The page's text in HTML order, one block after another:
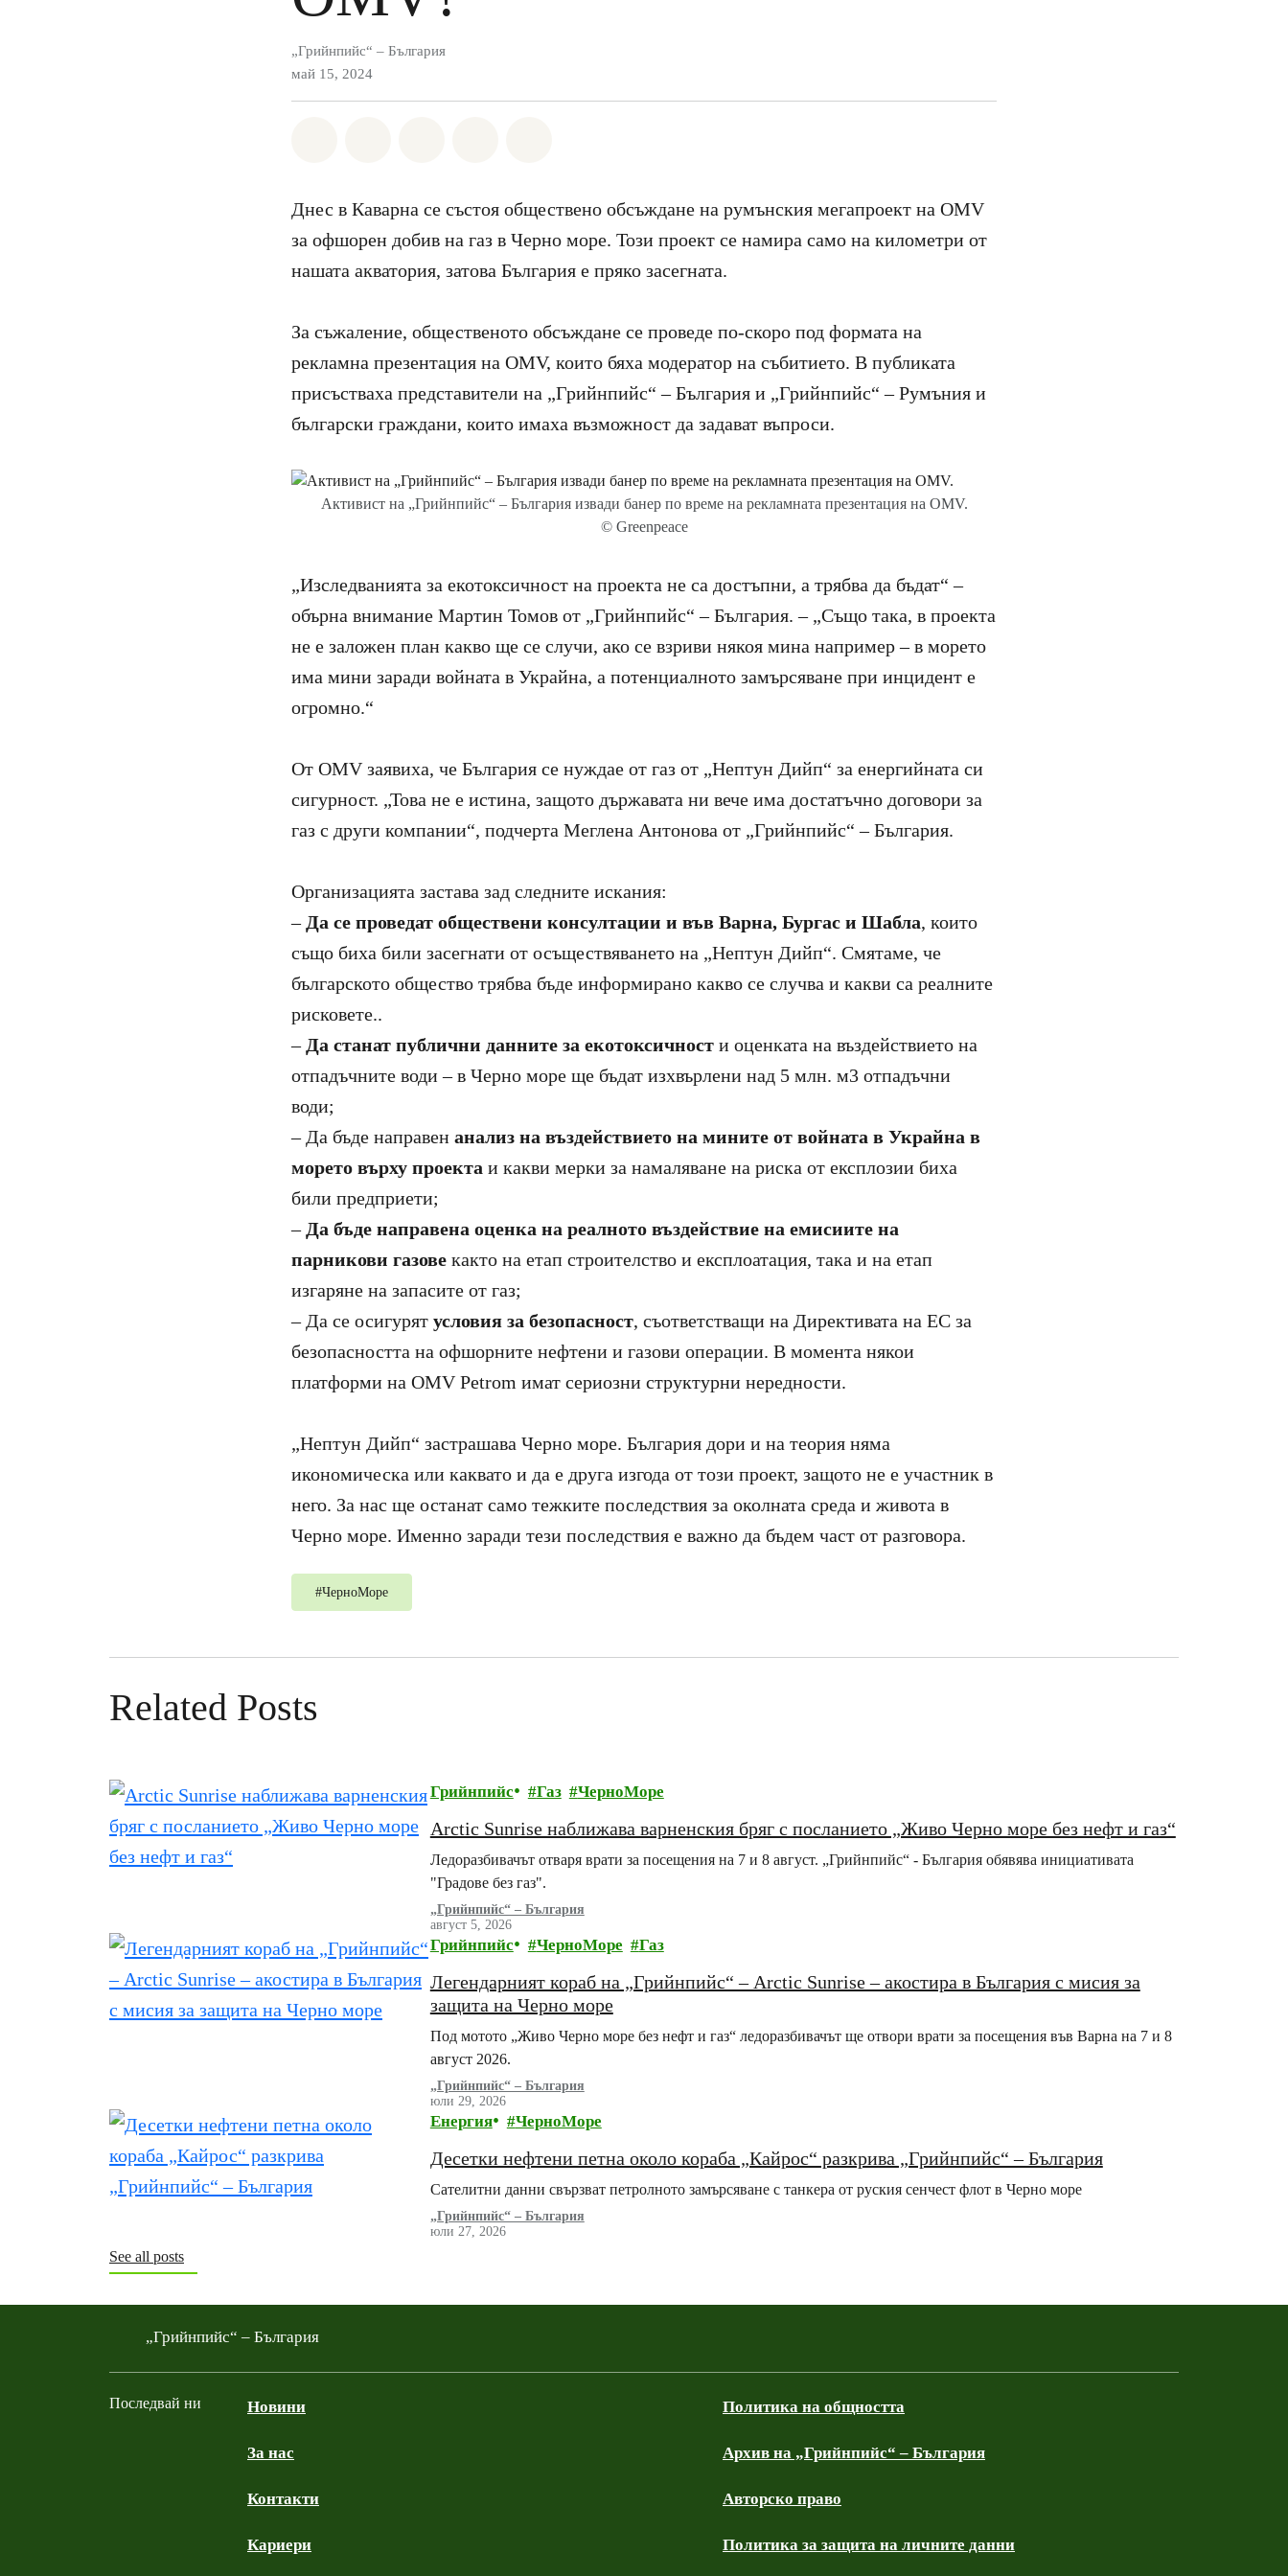
„Грийнпийс“ – България
май 15, 2024
Днес в Каварна се състоя обществено обсъждане на румънския мегапроект на OMV
за офшорен добив на газ в Черно море. Този проект се намира само на километри от
нашата акватория, затова България е пряко засегната.
За съжаление, общественото обсъждане се проведе по-скоро под формата на
рекламна презентация на OMV, които бяха модератор на събитието. В публиката
присъстваха представители на „Грийнпийс“ – България и „Грийнпийс“ – Румъния и
български граждани, които имаха възможност да задават въпроси.
Активист на „Грийнпийс“ – България извади банер по време на рекламната презентация на OMV.
© Greenpeace
„Изследванията за екотоксичност на проекта не са достъпни, а трябва да бъдат“ –
обърна внимание Мартин Томов от „Грийнпийс“ – България. – „Също така, в проекта
не е заложен план какво ще се случи, ако се взриви някоя мина например – в морето
има мини заради войната в Украйна, а потенциалното замърсяване при инцидент е
огромно.“
Oт OMV заявиха, че България се нуждае от газ от „Нептун Дийп“ за енергийната си
сигурност. „Това не е истина, защото държавата ни вече има достатъчно договори за
газ с други компании“, подчерта Меглена Антонова от „Грийнпийс“ – България.
Организацията застава зад следните искания:
– Да се проведат обществени консултации и във Варна, Бургас и Шабла, които
също биха били засегнати от осъществяването на „Нептун Дийп“. Смятаме, че
българското общество трябва бъде информирано какво се случва и какви са реалните
рисковете..
– Да станат публични данните за екотоксичност и оценката на въздействието на
отпадъчните води – в Черно море ще бъдат изхвърлени над 5 млн. м3 отпадъчни
води;
– Да бъде направен анализ на въздействието на мините от войната в Украйна в
морето върху проекта и какви мерки за намаляване на риска от експлозии биха
били предприети;
– Да бъде направена оценка на реалното въздействие на емисиите на
парникови газове както на етап строителство и експлоатация, така и на етап
изгаряне на запасите от газ;
– Да се осигурят условия за безопасност, съответстващи на Директивата на ЕС за
безопасността на офшорните нефтени и газови операции. В момента някои
платформи на OMV Petrom имат сериозни структурни нередности.
„Нептун Дийп“ застрашава Черно море. България дори и на теория няма
икономическа или каквато и да е друга изгода от този проект, защото не е участник в
него. За нас ще останат само тежките последствия за околната среда и живота в
Черно море. Именно заради тези последствия е важно да бъдем част от разговора.
#ЧерноМоре
Related Posts
Грийнпийс Газ ЧерноМоре
Arctic Sunrise наближава варненския бряг с посланието „Живо Черно море без нефт и газ“
Ледоразбивачът отваря врати за посещения на 7 и 8 август. „Грийнпийс“ - България обявява инициативата
"Градове без газ".
„Грийнпийс“ – България
август 5, 2026
Грийнпийс ЧерноМоре Газ
Легендарният кораб на „Грийнпийс“ – Arctic Sunrise – акостира в България с мисия за
защита на Черно море
Под мотото „Живо Черно море без нефт и газ“ ледоразбивачът ще отвори врати за посещения във Варна на 7 и 8
август 2026.
„Грийнпийс“ – България
юли 29, 2026
Енергия ЧерноМоре
Десетки нефтени петна около кораба „Кайрос“ разкрива „Грийнпийс“ – България
Сателитни данни свързват петролното замърсяване с танкера от руския сенчест флот в Черно море
„Грийнпийс“ – България
юли 27, 2026
See all posts
„Грийнпийс“ – България
Последвай ни Новини
За нас
Контакти
Кариери
Политика на общността
Архив на „Грийнпийс“ – България
Авторско право
Политика за защита на личните данни